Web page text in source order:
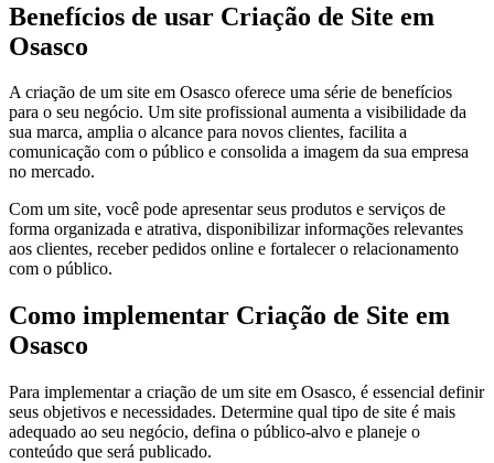
Benefícios de usar Criação de Site em
Osasco
A criação de um site em Osasco oferece uma série de benefícios
para o seu negócio. Um site profissional aumenta a visibilidade da
sua marca, amplia o alcance para novos clientes, facilita a
comunicação com o público e consolida a imagem da sua empresa
no mercado.
Com um site, você pode apresentar seus produtos e serviços de
forma organizada e atrativa, disponibilizar informações relevantes
aos clientes, receber pedidos online e fortalecer o relacionamento
com o público.
Como implementar Criação de Site em
Osasco
Para implementar a criação de um site em Osasco, é essencial definir
seus objetivos e necessidades. Determine qual tipo de site é mais
adequado ao seu negócio, defina o público-alvo e planeje o
conteúdo que será publicado.